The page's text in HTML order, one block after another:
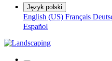
Język polski
English (US) Français
Español